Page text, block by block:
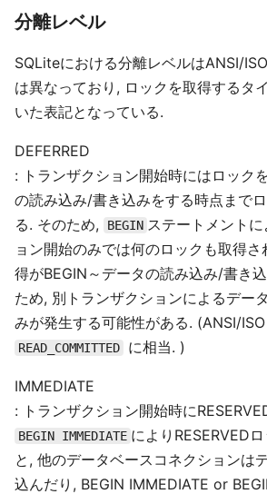
分離レベル
SQLiteにおける分離レベルはANSI/
は異なっており, ロックを取得するタ
いた表記となっている.
DEFERRED
: トランザクション開始時にはロック
の読み込み/書き込みをする時点まで
る. そのため,
BEGIN ステートメント
ョン開始のみでは何のロックも取得
得がBEGIN～データの読み込み/書き
ため, 別トランザクションによるデー
みが発生する可能性がある. (ANSI/
READ_COMMITTED に相当. )
IMMEDIATE
: トランザクション開始時に
BEGIN IMMEDIATE によりRESERVED
と, 他のデータベースコネクションは
込んだり, BEGIN IMMEDIATE or